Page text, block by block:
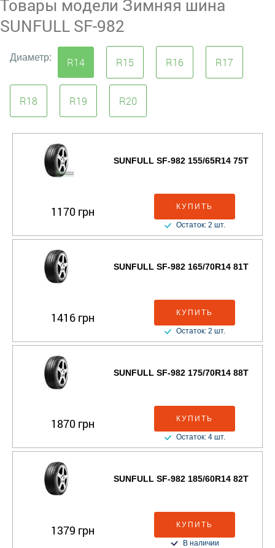
Товары модели Зимняя шина
SUNFULL SF-982
Диаметр: R14 R15 R16 R17
R18 R19 R20
SUNFULL SF-982 155/65R14 75T
1170 грн КУПИТЬ
Остаток: 2 шт.
SUNFULL SF-982 165/70R14 81T
1416 грн КУПИТЬ
Остаток: 2 шт.
SUNFULL SF-982 175/70R14 88T
1870 грн КУПИТЬ
Остаток: 4 шт.
SUNFULL SF-982 185/60R14 82T
1379 грн КУПИТЬ
В наличии